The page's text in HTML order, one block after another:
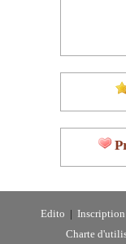
Edito Inscription
Charte